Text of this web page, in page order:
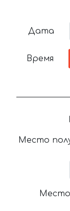
Дата
Время
Место
Место